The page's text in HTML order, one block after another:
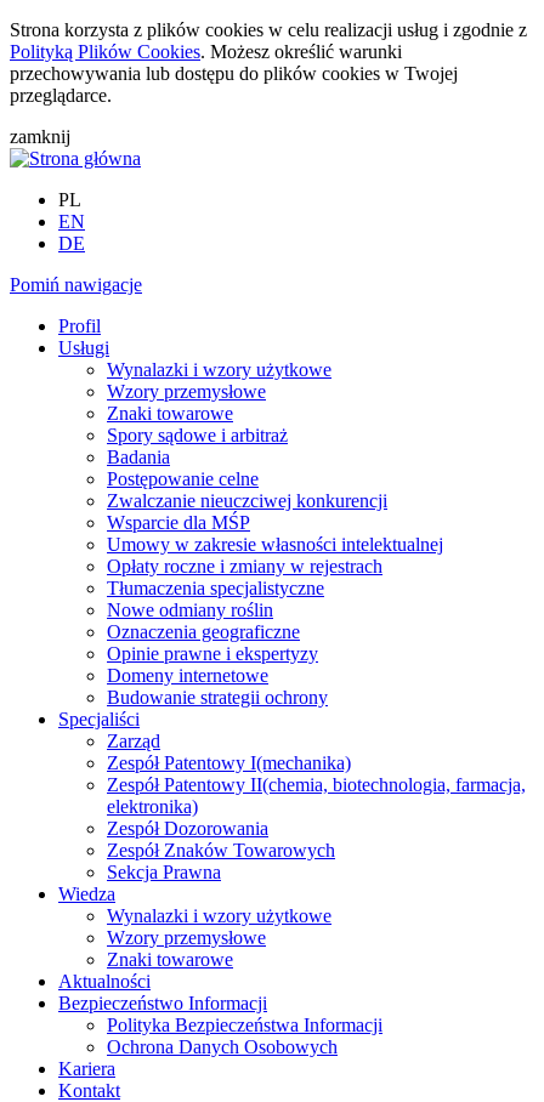
Strona korzysta z plików cookies w celu realizacji usług i zgodnie z
Polityką Plików Cookies. Możesz określić warunki
przechowywania lub dostępu do plików cookies w Twojej
przeglądarce.
zamknij
PL
EN
DE
Pomiń nawigacje
Profil
Usługi
Wynalazki i wzory użytkowe
Wzory przemysłowe
Znaki towarowe
Spory sądowe i arbitraż
Badania
Postępowanie celne
Zwalczanie nieuczciwej konkurencji
Wsparcie dla MŚP
Umowy w zakresie własności intelektualnej
Opłaty roczne i zmiany w rejestrach
Tłumaczenia specjalistyczne
Nowe odmiany roślin
Oznaczenia geograficzne
Opinie prawne i ekspertyzy
Domeny internetowe
Budowanie strategii ochrony
Specjaliści
Zarząd
Zespół Patentowy I(mechanika)
Zespół Patentowy II(chemia, biotechnologia, farmacja,
elektronika)
Zespół Dozorowania
Zespół Znaków Towarowych
Sekcja Prawna
Wiedza
Wynalazki i wzory użytkowe
Wzory przemysłowe
Znaki towarowe
Aktualności
Bezpieczeństwo Informacji
Polityka Bezpieczeństwa Informacji
Ochrona Danych Osobowych
Kariera
Kontakt